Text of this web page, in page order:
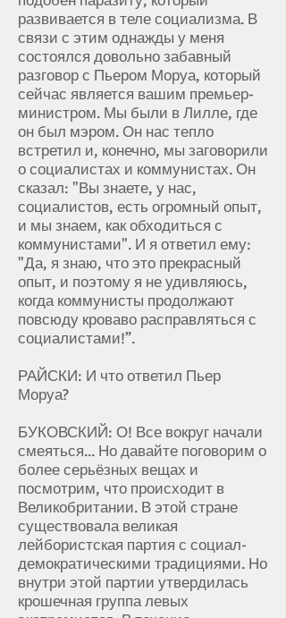
развивается в теле социализма. В
связи с этим однажды у меня
состоялся довольно забавный
разговор с Пьером Моруа, который
сейчас является вашим премьер-
министром. Мы были в Лилле, где
он был мэром. Он нас тепло
встретил и, конечно, мы заговорили
о социалистах и ​​коммунистах. Он
сказал: "Вы знаете, у нас,
социалистов, есть огромный опыт,
и мы знаем, как обходиться с
коммунистами". И я ответил ему:
"Да, я знаю, что это прекрасный
опыт, и поэтому я не удивляюсь,
когда коммунисты продолжают
повсюду кроваво расправляться с
социалистами!”.
РАЙСКИ: И что ответил Пьер
Моруа?
БУКОВСКИЙ: О! Все вокруг начали
смеяться... Но давайте поговорим о
более серьёзных вещах и
посмотрим, что происходит в
Великобритании. В этой стране
существовала великая
лейбористская партия с социал-
демократическими традициями. Но
внутри этой партии утвердилась
крошечная группа левых